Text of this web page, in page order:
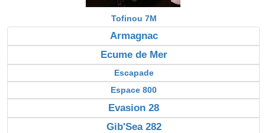
Tofinou 7M
Armagnac
Ecume de Mer
Escapade
Espace 800
Evasion 28
Gib'Sea 282